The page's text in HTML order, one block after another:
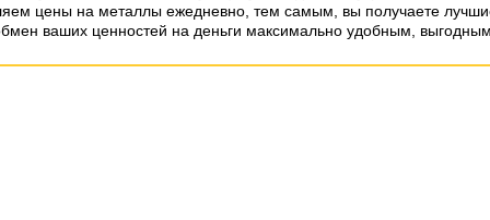
цены на металлы ежедневно, тем самым, вы получаете
ваших ценностей на деньги максимально удобным,